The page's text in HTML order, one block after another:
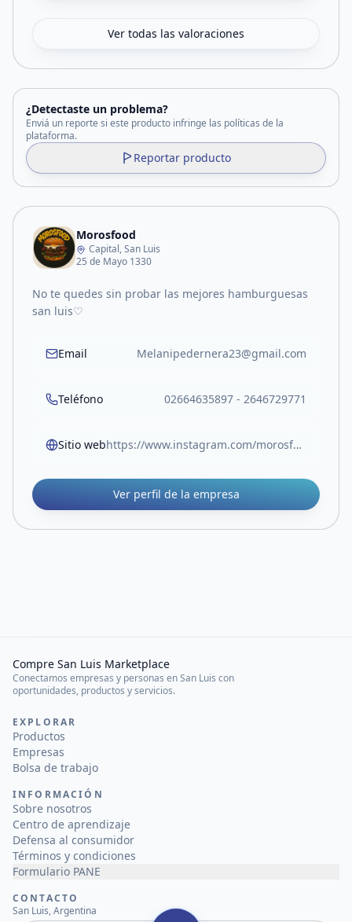
Ver todas las valoraciones
¿Detectaste un problema?
Enviá un reporte si este producto infringe las políticas de la
plataforma.
Reportar producto
Morosfood
Capital, San Luis
25 de Mayo 1330
No te quedes sin probar las mejores hamburguesas
san luis♡
Email Melanipedernera23@gmail.com
Teléfono 02664635897 - 2646729771
Sitio web https://www.instagram.com/morosfood.sl?igsh=ZXZ5ejR1eWwzYTNw
Ver perfil de la empresa
Compre San Luis Marketplace
Conectamos empresas y personas en San Luis con
oportunidades, productos y servicios.
EXPLORAR
Productos
Empresas
Bolsa de trabajo
INFORMACIÓN
Sobre nosotros
Centro de aprendizaje
Defensa al consumidor
Términos y condiciones
Formulario PANE
CONTACTO
San Luis, Argentina